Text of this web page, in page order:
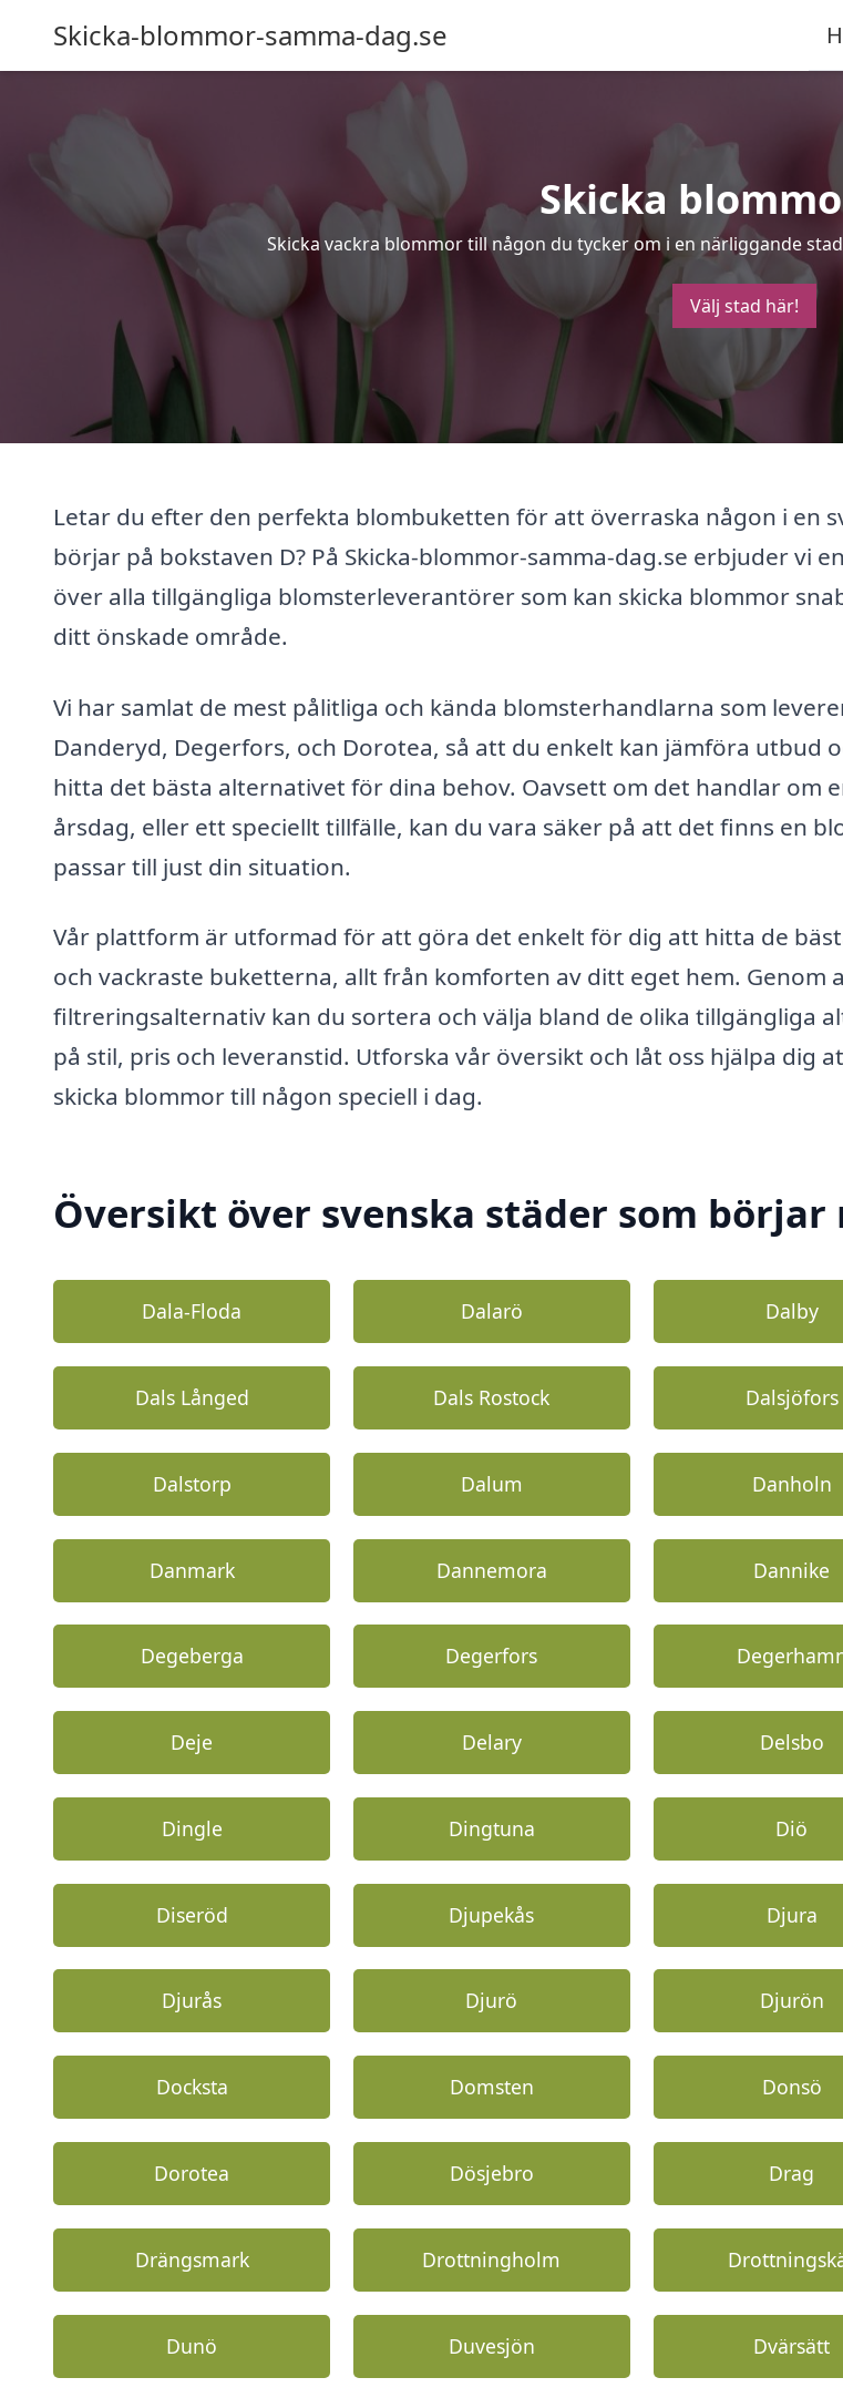
Skicka-blommor-samma-dag.se
Skicka
Skicka vackra blommor till någon du tycker om i en närliggande
Välj stad här!
Letar du efter den perfekta blombuketten för att överraska någon i en
börjar på bokstaven D? På Skicka-blommor-samma-dag.se erbjuder vi
över alla tillgängliga blomsterleverantörer som kan skicka blommor
ditt önskade område.
Vi har samlat de mest pålitliga och kända blomsterhandlarna som
Danderyd, Degerfors, och Dorotea, så att du enkelt kan jämföra utbud
hitta det bästa alternativet för dina behov. Oavsett om det handlar om
årsdag, eller ett speciellt tillfälle, kan du vara säker på att det finns en
passar till just din situation.
Vår plattform är utformad för att göra det enkelt för dig att hitta de
och vackraste buketterna, allt från komforten av ditt eget hem. Genom
filtreringsalternativ kan du sortera och välja bland de olika tillgängliga
på stil, pris och leveranstid. Utforska vår översikt och låt oss hjälpa dig
skicka blommor till någon speciell i dag.
Översikt över svenska städer som börjar
Dala-Floda Dalarö Dalby
Dals Långed Dals Rostock Dalsjöfors
Dalstorp Dalum Danholn
Danmark Dannemora Dannike
Degeberga Degerfors
Deje Delary Delsbo
Dingle Dingtuna Diö
Diseröd Djupekås Djura
Djurås Djurö Djurön
Docksta Domsten Donsö
Dorotea Dösjebro Drag
Drängsmark Drottningholm
Dunö Duvesjön Dvärsätt